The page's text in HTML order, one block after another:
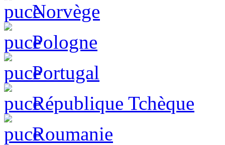
Norvège
Pologne
Portugal
République Tchèque
Roumanie